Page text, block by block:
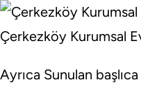
Çerkezköy Kurumsal
Ayrıca Sunulan